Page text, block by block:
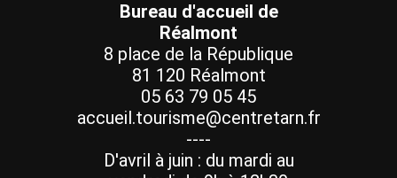
Bureau d'accueil de
Réalmont
8 place de la République
81 120 Réalmont
05 63 79 05 45
accueil.tourisme@centretarn.fr
----
D'avril à juin : du mardi au